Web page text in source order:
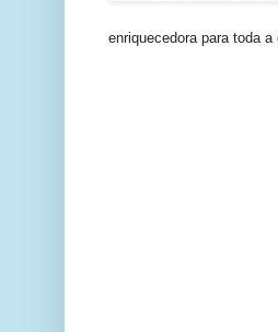
enriquecedora para toda